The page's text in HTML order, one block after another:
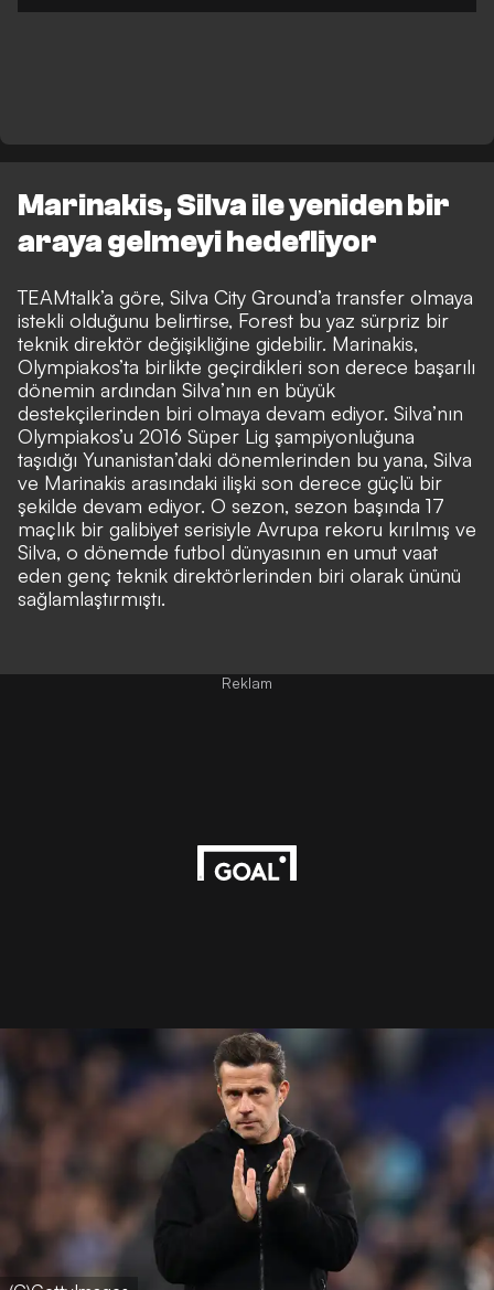
Marinakis, Silva ile yeniden bir
araya gelmeyi hedefliyor
TEAMtalk’a göre, Silva City Ground’a transfer olmaya
istekli olduğunu belirtirse, Forest bu yaz sürpriz bir
teknik direktör değişikliğine gidebilir. Marinakis,
Olympiakos’ta birlikte geçirdikleri son derece başarılı
dönemin ardından Silva’nın en büyük
destekçilerinden biri olmaya devam ediyor. Silva’nın
Olympiakos’u 2016 Süper Lig şampiyonluğuna
taşıdığı Yunanistan’daki dönemlerinden bu yana, Silva
ve Marinakis arasındaki ilişki son derece güçlü bir
şekilde devam ediyor. O sezon, sezon başında 17
maçlık bir galibiyet serisiyle Avrupa rekoru kırılmış ve
Silva, o dönemde futbol dünyasının en umut vaat
eden genç teknik direktörlerinden biri olarak ününü
sağlamlaştırmıştı.
Reklam